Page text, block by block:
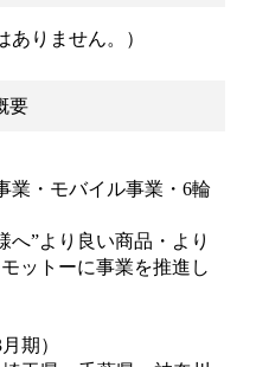
りません。）
要
業・モバイル事業・6輪
へ”より良い商品・より
ットーに事業を推進し
期）